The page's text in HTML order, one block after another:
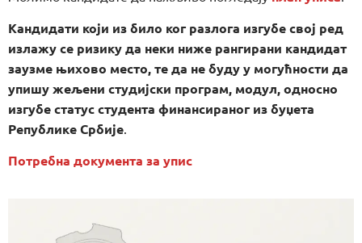
Кандидати који из било ког разлога изгубе свој ред
излажу се ризику да неки ниже рангирани кандидат
заузме њихово место, те да не буду у могућности да
упишу жељени студијски програм, модул, односно
изгубе статус студента финансираног из буџета
Републике Србије.
Потребна документа за упис